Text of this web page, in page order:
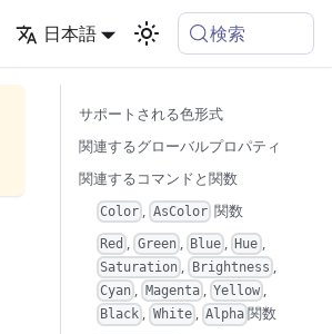
日本語 検索
サポートされる色形式
関連するグローバルプロパティ
関連するコマンドと関数
Color , AsColor 関数
Red , Green , Blue , Hue ,
Saturation , Brightness ,
Cyan , Magenta , Yellow ,
Black , White , Alpha 関数